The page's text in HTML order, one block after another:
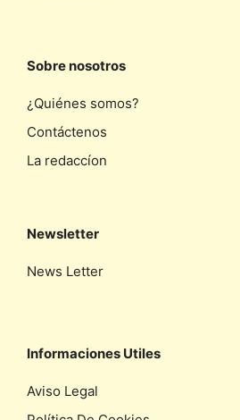
Sobre nosotros
¿Quiénes somos?
Contáctenos
La redaccíon
Newsletter
News Letter
Informaciones Utiles
Aviso Legal